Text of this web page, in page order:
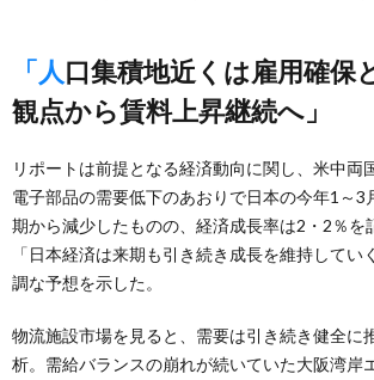
「人口集積地近くは雇用確保と配送効率の
観点から賃料上昇継続へ」
リポートは前提となる経済動向に関し、米中両
電子部品の需要低下のあおりで日本の今年1～3
期から減少したものの、経済成長率は2・2％を
「日本経済は来期も引き続き成長を維持してい
調な予想を示した。
物流施設市場を見ると、需要は引き続き健全に
析。需給バランスの崩れが続いていた大阪湾岸